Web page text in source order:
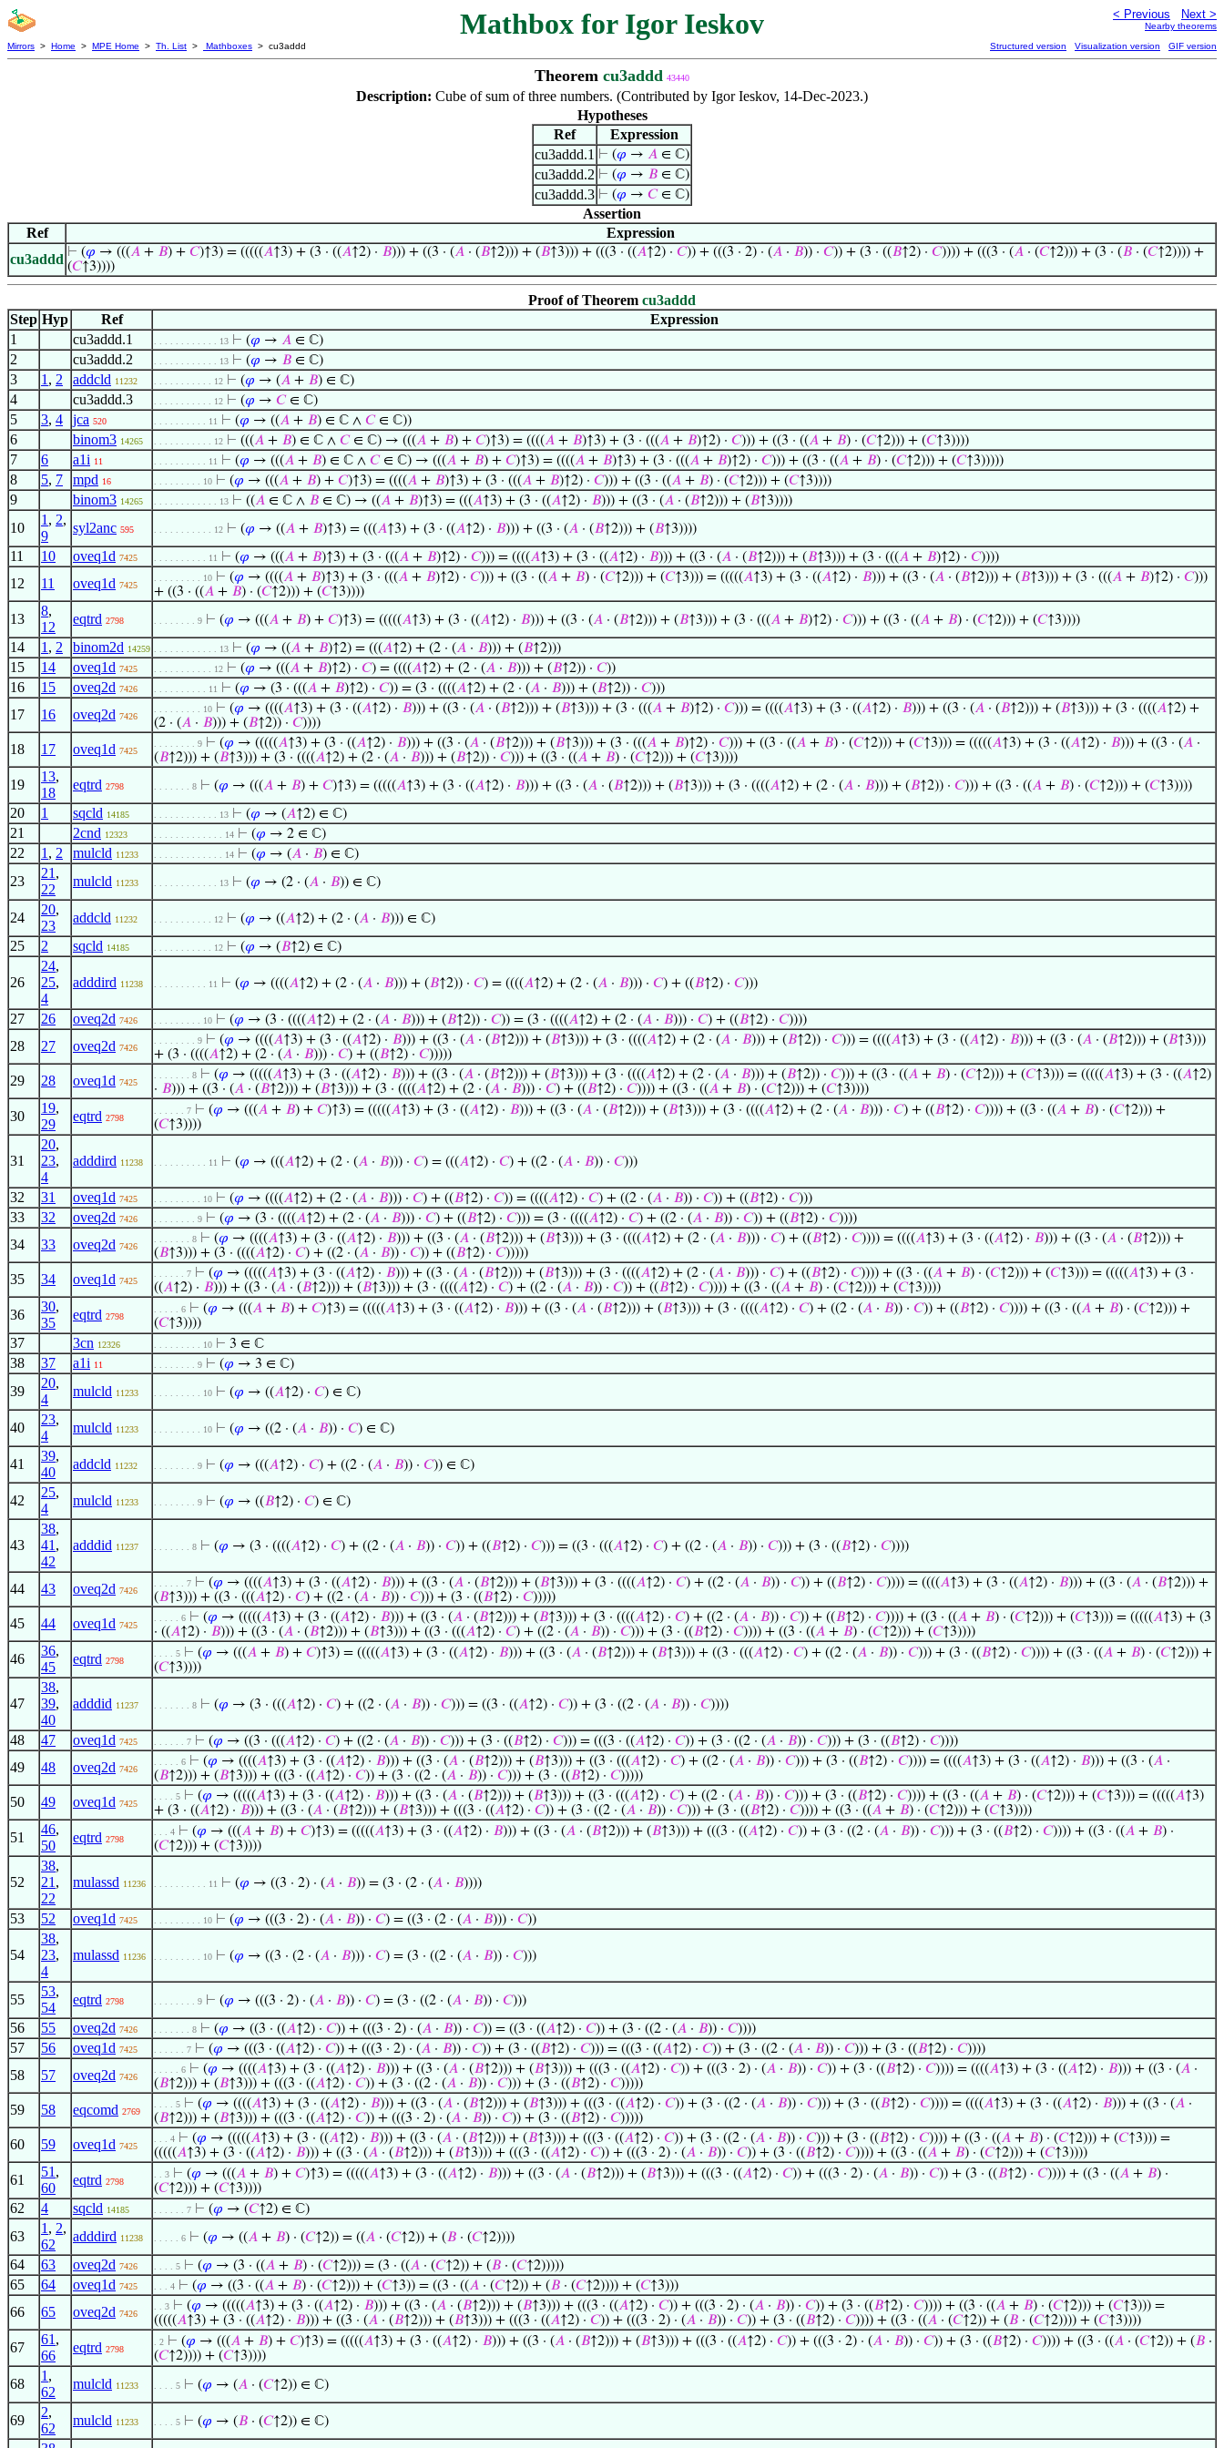
Mathbox for Igor Ieskov < Previous Next >
Nearby theorems
Mirrors > Home > MPE Home > Th. List > Mathboxes > cu3addd Structured version Visualization version GIF version
Theorem cu3addd 43440
Description: Cube of sum of three numbers. (Contributed by Igor Ieskov, 14-Dec-2023.)
Hypotheses
Ref
Expression
cu3addd.1 ⊢ (𝜑 → 𝐴 ∈ ℂ)
cu3addd.2 ⊢ (𝜑 → 𝐵 ∈ ℂ)
cu3addd.3 ⊢ (𝜑 → 𝐶∈ ℂ)
Assertion
Ref
Expression
cu3addd ⊢ (𝜑 → (((𝐴 + 𝐵) + 𝐶)↑3) = (((((𝐴↑3) + (3 · ((𝐴↑2) · 𝐵))) + ((3 · (𝐴 · (𝐵↑2))) + (𝐵↑3))) + (((3 · ((𝐴↑2) · 𝐶)) + (((3 · 2) · (𝐴 · 𝐵)) · 𝐶)) + (3 · ((𝐵↑2) · 𝐶)))) + (((3 · (𝐴 · (𝐶↑2))) + (3 · (𝐵 · (𝐶↑2)))) +
(𝐶↑3))))
Proof of Theorem cu3addd
Step Hyp Ref
Expression
1
cu3addd.1 . . . . . . . . . . . . 13 ⊢ (𝜑 → 𝐴 ∈ ℂ)
2 cu3addd.2 . . . . . . . . . . . . 13 ⊢ (𝜑 → 𝐵 ∈ ℂ)
3 1 , 2 addcld 11232 . . . . . . . . . . . 12 ⊢ (𝜑 → (𝐴 + 𝐵) ∈ ℂ)
4 cu3addd.3 . . . . . . . . . . . 12 ⊢ (𝜑 → 𝐶∈ ℂ)
5 3, 4 jca 520 . . . . . . . . . . 11 ⊢ (𝜑 → ((𝐴 + 𝐵) ∈ ℂ ∧ 𝐶∈ ℂ))
6 binom3 14265 . . . . . . . . . . . 12 ⊢ (((𝐴 + 𝐵) ∈ ℂ ∧ 𝐶∈ ℂ) → (((𝐴 + 𝐵) + 𝐶)↑3) = ((((𝐴 + 𝐵)↑3) + (3 · (((𝐴 + 𝐵)↑2) · 𝐶))) + ((3 · ((𝐴 + 𝐵) · (𝐶↑2))) + (𝐶↑3))))
7 6 a1i 11 . . . . . . . . . . 11 ⊢ (𝜑 → (((𝐴 + 𝐵) ∈ ℂ ∧ 𝐶∈ ℂ) → (((𝐴 + 𝐵) + 𝐶)↑3) = ((((𝐴 + 𝐵)↑3) + (3 · (((𝐴 + 𝐵)↑2) · 𝐶))) + ((3 · ((𝐴 + 𝐵) · (𝐶↑2))) + (𝐶↑3)))))
8 5, 7 mpd 16 . . . . . . . . . 10 ⊢ (𝜑 → (((𝐴 + 𝐵) + 𝐶)↑3) = ((((𝐴 + 𝐵)↑3) + (3 · (((𝐴 + 𝐵)↑2) · 𝐶))) + ((3 · ((𝐴 + 𝐵) · (𝐶↑2))) + (𝐶↑3))))
9 binom3 14265 . . . . . . . . . . . . 13 ⊢ ((𝐴 ∈ ℂ ∧ 𝐵 ∈ ℂ) → ((𝐴 + 𝐵)↑3) = (((𝐴↑3) + (3 · ((𝐴↑2) · 𝐵))) + ((3 · (𝐴 · (𝐵↑2))) + (𝐵↑3))))
10
1 , 2,
9
syl2anc 595 . . . . . . . . . . . 12 ⊢ (𝜑 → ((𝐴 + 𝐵)↑3) = (((𝐴↑3) + (3 · ((𝐴↑2) · 𝐵))) + ((3 · (𝐴 · (𝐵↑2))) + (𝐵↑3))))
11 10 oveq1d 7425 . . . . . . . . . . 11 ⊢ (𝜑 → (((𝐴 + 𝐵)↑3) + (3 · (((𝐴 + 𝐵)↑2) · 𝐶))) = ((((𝐴↑3) + (3 · ((𝐴↑2) · 𝐵))) + ((3 · (𝐴 · (𝐵↑2))) + (𝐵↑3))) + (3 · (((𝐴 + 𝐵)↑2) · 𝐶))))
12 11 oveq1d 7425
. . . . . . . . . 10 ⊢ (𝜑 → ((((𝐴 + 𝐵)↑3) + (3 · (((𝐴 + 𝐵)↑2) · 𝐶))) + ((3 · ((𝐴 + 𝐵) · (𝐶↑2))) + (𝐶↑3))) = (((((𝐴↑3) + (3 · ((𝐴↑2) · 𝐵))) + ((3 · (𝐴 · (𝐵↑2))) + (𝐵↑3))) + (3 · (((𝐴 + 𝐵)↑2) · 𝐶)))
+ ((3 · ((𝐴 + 𝐵) · (𝐶↑2))) + (𝐶↑3))))
13
8,
12
eqtrd 2798 . . . . . . . . 9 ⊢ (𝜑 → (((𝐴 + 𝐵) + 𝐶)↑3) = (((((𝐴↑3) + (3 · ((𝐴↑2) · 𝐵))) + ((3 · (𝐴 · (𝐵↑2))) + (𝐵↑3))) + (3 · (((𝐴 + 𝐵)↑2) · 𝐶))) + ((3 · ((𝐴 + 𝐵) · (𝐶↑2))) + (𝐶↑3))))
14 1 , 2 binom2d 14259 . . . . . . . . . . . . 13 ⊢ (𝜑 → ((𝐴 + 𝐵)↑2) = (((𝐴↑2) + (2 · (𝐴 · 𝐵))) + (𝐵↑2)))
15 14 oveq1d 7425 . . . . . . . . . . . 12 ⊢ (𝜑 → (((𝐴 + 𝐵)↑2) · 𝐶) = ((((𝐴↑2) + (2 · (𝐴 · 𝐵))) + (𝐵↑2)) · 𝐶))
16 15 oveq2d 7426 . . . . . . . . . . 11 ⊢ (𝜑 → (3 · (((𝐴 + 𝐵)↑2) · 𝐶)) = (3 · ((((𝐴↑2) + (2 · (𝐴 · 𝐵))) + (𝐵↑2)) · 𝐶)))
17 16 oveq2d 7426
. . . . . . . . . 10 ⊢ (𝜑 → ((((𝐴↑3) + (3 · ((𝐴↑2) · 𝐵))) + ((3 · (𝐴 · (𝐵↑2))) + (𝐵↑3))) + (3 · (((𝐴 + 𝐵)↑2) · 𝐶))) = ((((𝐴↑3) + (3 · ((𝐴↑2) · 𝐵))) + ((3 · (𝐴 · (𝐵↑2))) + (𝐵↑3))) + (3 · ((((𝐴↑2) +
(2 · (𝐴 · 𝐵))) + (𝐵↑2)) · 𝐶))))
18 17 oveq1d 7425
. . . . . . . . 9 ⊢ (𝜑 → (((((𝐴↑3) + (3 · ((𝐴↑2) · 𝐵))) + ((3 · (𝐴 · (𝐵↑2))) + (𝐵↑3))) + (3 · (((𝐴 + 𝐵)↑2) · 𝐶))) + ((3 · ((𝐴 + 𝐵) · (𝐶↑2))) + (𝐶↑3))) = (((((𝐴↑3) + (3 · ((𝐴↑2) · 𝐵))) + ((3 · (𝐴 ·
(𝐵↑2))) + (𝐵↑3))) + (3 · ((((𝐴↑2) + (2 · (𝐴 · 𝐵))) + (𝐵↑2)) · 𝐶))) + ((3 · ((𝐴 + 𝐵) · (𝐶↑2))) + (𝐶↑3))))
19
13,
18
eqtrd 2798 . . . . . . . 8 ⊢ (𝜑 → (((𝐴 + 𝐵) + 𝐶)↑3) = (((((𝐴↑3) + (3 · ((𝐴↑2) · 𝐵))) + ((3 · (𝐴 · (𝐵↑2))) + (𝐵↑3))) + (3 · ((((𝐴↑2) + (2 · (𝐴 · 𝐵))) + (𝐵↑2)) · 𝐶))) + ((3 · ((𝐴 + 𝐵) · (𝐶↑2))) + (𝐶↑3))))
20 1 sqcld 14185 . . . . . . . . . . . . 13 ⊢ (𝜑 → (𝐴↑2) ∈ ℂ)
21 2cnd 12323 . . . . . . . . . . . . . 14 ⊢ (𝜑 → 2 ∈ ℂ)
22 1 , 2 mulcld 11233 . . . . . . . . . . . . . 14 ⊢ (𝜑 → (𝐴 · 𝐵) ∈ ℂ)
23
21 ,
22
mulcld 11233 . . . . . . . . . . . . 13 ⊢ (𝜑 → (2 · (𝐴 · 𝐵)) ∈ ℂ)
24
20,
23
addcld 11232 . . . . . . . . . . . 12 ⊢ (𝜑 → ((𝐴↑2) + (2 · (𝐴 · 𝐵))) ∈ ℂ)
25 2 sqcld 14185 . . . . . . . . . . . 12 ⊢ (𝜑 → (𝐵↑2) ∈ ℂ)
26
24,
25,
4
adddird 11238 . . . . . . . . . . 11 ⊢ (𝜑 → ((((𝐴↑2) + (2 · (𝐴 · 𝐵))) + (𝐵↑2)) · 𝐶) = ((((𝐴↑2) + (2 · (𝐴 · 𝐵))) · 𝐶) + ((𝐵↑2) · 𝐶)))
27 26 oveq2d 7426 . . . . . . . . . 10 ⊢ (𝜑 → (3 · ((((𝐴↑2) + (2 · (𝐴 · 𝐵))) + (𝐵↑2)) · 𝐶)) = (3 · ((((𝐴↑2) + (2 · (𝐴 · 𝐵))) · 𝐶) + ((𝐵↑2) · 𝐶))))
28 27 oveq2d 7426
. . . . . . . . 9 ⊢ (𝜑 → ((((𝐴↑3) + (3 · ((𝐴↑2) · 𝐵))) + ((3 · (𝐴 · (𝐵↑2))) + (𝐵↑3))) + (3 · ((((𝐴↑2) + (2 · (𝐴 · 𝐵))) + (𝐵↑2)) · 𝐶))) = ((((𝐴↑3) + (3 · ((𝐴↑2) · 𝐵))) + ((3 · (𝐴 · (𝐵↑2))) + (𝐵↑3)))
+ (3 · ((((𝐴↑2) + (2 · (𝐴 · 𝐵))) · 𝐶) + ((𝐵↑2) · 𝐶)))))
29 28 oveq1d 7425
. . . . . . . 8 ⊢ (𝜑 → (((((𝐴↑3) + (3 · ((𝐴↑2) · 𝐵))) + ((3 · (𝐴 · (𝐵↑2))) + (𝐵↑3))) + (3 · ((((𝐴↑2) + (2 · (𝐴 · 𝐵))) + (𝐵↑2)) · 𝐶))) + ((3 · ((𝐴 + 𝐵) · (𝐶↑2))) + (𝐶↑3))) = (((((𝐴↑3) + (3 · ((𝐴↑2)
· 𝐵))) + ((3 · (𝐴 · (𝐵↑2))) + (𝐵↑3))) + (3 · ((((𝐴↑2) + (2 · (𝐴 · 𝐵))) · 𝐶) + ((𝐵↑2) · 𝐶)))) + ((3 · ((𝐴 + 𝐵) · (𝐶↑2))) + (𝐶↑3))))
30
19,
29
eqtrd 2798
. . . . . . 7 ⊢ (𝜑 → (((𝐴 + 𝐵) + 𝐶)↑3) = (((((𝐴↑3) + (3 · ((𝐴↑2) · 𝐵))) + ((3 · (𝐴 · (𝐵↑2))) + (𝐵↑3))) + (3 · ((((𝐴↑2) + (2 · (𝐴 · 𝐵))) · 𝐶) + ((𝐵↑2) · 𝐶)))) + ((3 · ((𝐴 + 𝐵) · (𝐶↑2))) +
(𝐶↑3))))
31
20,
23,
4
adddird 11238 . . . . . . . . . . 11 ⊢ (𝜑 → (((𝐴↑2) + (2 · (𝐴 · 𝐵))) · 𝐶) = (((𝐴↑2) · 𝐶) + ((2 · (𝐴 · 𝐵)) · 𝐶)))
32 31 oveq1d 7425 . . . . . . . . . 10 ⊢ (𝜑 → ((((𝐴↑2) + (2 · (𝐴 · 𝐵))) · 𝐶) + ((𝐵↑2) · 𝐶)) = ((((𝐴↑2) · 𝐶) + ((2 · (𝐴 · 𝐵)) · 𝐶)) + ((𝐵↑2) · 𝐶)))
33 32 oveq2d 7426 . . . . . . . . 9 ⊢ (𝜑 → (3 · ((((𝐴↑2) + (2 · (𝐴 · 𝐵))) · 𝐶) + ((𝐵↑2) · 𝐶))) = (3 · ((((𝐴↑2) · 𝐶) + ((2 · (𝐴 · 𝐵)) · 𝐶)) + ((𝐵↑2) · 𝐶))))
34 33 oveq2d 7426
. . . . . . . 8 ⊢ (𝜑 → ((((𝐴↑3) + (3 · ((𝐴↑2) · 𝐵))) + ((3 · (𝐴 · (𝐵↑2))) + (𝐵↑3))) + (3 · ((((𝐴↑2) + (2 · (𝐴 · 𝐵))) · 𝐶) + ((𝐵↑2) · 𝐶)))) = ((((𝐴↑3) + (3 · ((𝐴↑2) · 𝐵))) + ((3 · (𝐴 · (𝐵↑2))) +
(𝐵↑3))) + (3 · ((((𝐴↑2) · 𝐶) + ((2 · (𝐴 · 𝐵)) · 𝐶)) + ((𝐵↑2) · 𝐶)))))
35 34 oveq1d 7425
. . . . . . 7 ⊢ (𝜑 → (((((𝐴↑3) + (3 · ((𝐴↑2) · 𝐵))) + ((3 · (𝐴 · (𝐵↑2))) + (𝐵↑3))) + (3 · ((((𝐴↑2) + (2 · (𝐴 · 𝐵))) · 𝐶) + ((𝐵↑2) · 𝐶)))) + ((3 · ((𝐴 + 𝐵) · (𝐶↑2))) + (𝐶↑3))) = (((((𝐴↑3) + (3 ·
((𝐴↑2) · 𝐵))) + ((3 · (𝐴 · (𝐵↑2))) + (𝐵↑3))) + (3 · ((((𝐴↑2) · 𝐶) + ((2 · (𝐴 · 𝐵)) · 𝐶)) + ((𝐵↑2) · 𝐶)))) + ((3 · ((𝐴 + 𝐵) · (𝐶↑2))) + (𝐶↑3))))
36
30,
35
eqtrd 2798
. . . . . 6 ⊢ (𝜑 → (((𝐴 + 𝐵) + 𝐶)↑3) = (((((𝐴↑3) + (3 · ((𝐴↑2) · 𝐵))) + ((3 · (𝐴 · (𝐵↑2))) + (𝐵↑3))) + (3 · ((((𝐴↑2) · 𝐶) + ((2 · (𝐴 · 𝐵)) · 𝐶)) + ((𝐵↑2) · 𝐶)))) + ((3 · ((𝐴 + 𝐵) · (𝐶↑2))) +
(𝐶↑3))))
37 3cn 12326 . . . . . . . . . 10 ⊢ 3 ∈ ℂ
38 37 a1i 11 . . . . . . . . 9 ⊢ (𝜑 → 3 ∈ ℂ)
39
20,
4
mulcld 11233 . . . . . . . . . 10 ⊢ (𝜑 → ((𝐴↑2) · 𝐶) ∈ ℂ)
40
23,
4
mulcld 11233 . . . . . . . . . 10 ⊢ (𝜑 → ((2 · (𝐴 · 𝐵)) · 𝐶) ∈ ℂ)
41
39,
40
addcld 11232 . . . . . . . . 9 ⊢ (𝜑 → (((𝐴↑2) · 𝐶) + ((2 · (𝐴 · 𝐵)) · 𝐶)) ∈ ℂ)
42
25,
4
mulcld 11233 . . . . . . . . 9 ⊢ (𝜑 → ((𝐵↑2) · 𝐶) ∈ ℂ)
43
38,
41 ,
42
adddid 11237 . . . . . . . 8 ⊢ (𝜑 → (3 · ((((𝐴↑2) · 𝐶) + ((2 · (𝐴 · 𝐵)) · 𝐶)) + ((𝐵↑2) · 𝐶))) = ((3 · (((𝐴↑2) · 𝐶) + ((2 · (𝐴 · 𝐵)) · 𝐶))) + (3 · ((𝐵↑2) · 𝐶))))
44 43 oveq2d 7426
. . . . . . 7 ⊢ (𝜑 → ((((𝐴↑3) + (3 · ((𝐴↑2) · 𝐵))) + ((3 · (𝐴 · (𝐵↑2))) + (𝐵↑3))) + (3 · ((((𝐴↑2) · 𝐶) + ((2 · (𝐴 · 𝐵)) · 𝐶)) + ((𝐵↑2) · 𝐶)))) = ((((𝐴↑3) + (3 · ((𝐴↑2) · 𝐵))) + ((3 · (𝐴 · (𝐵↑2))) +
(𝐵↑3))) + ((3 · (((𝐴↑2) · 𝐶) + ((2 · (𝐴 · 𝐵)) · 𝐶))) + (3 · ((𝐵↑2) · 𝐶)))))
45 44 oveq1d 7425
. . . . . 6 ⊢ (𝜑 → (((((𝐴↑3) + (3 · ((𝐴↑2) · 𝐵))) + ((3 · (𝐴 · (𝐵↑2))) + (𝐵↑3))) + (3 · ((((𝐴↑2) · 𝐶) + ((2 · (𝐴 · 𝐵)) · 𝐶)) + ((𝐵↑2) · 𝐶)))) + ((3 · ((𝐴 + 𝐵) · (𝐶↑2))) + (𝐶↑3))) = (((((𝐴↑3) + (3
· ((𝐴↑2) · 𝐵))) + ((3 · (𝐴 · (𝐵↑2))) + (𝐵↑3))) + ((3 · (((𝐴↑2) · 𝐶) + ((2 · (𝐴 · 𝐵)) · 𝐶))) + (3 · ((𝐵↑2) · 𝐶)))) + ((3 · ((𝐴 + 𝐵) · (𝐶↑2))) + (𝐶↑3))))
46
36,
45
eqtrd 2798
. . . . 5 ⊢ (𝜑 → (((𝐴 + 𝐵) + 𝐶)↑3) = (((((𝐴↑3) + (3 · ((𝐴↑2) · 𝐵))) + ((3 · (𝐴 · (𝐵↑2))) + (𝐵↑3))) + ((3 · (((𝐴↑2) · 𝐶) + ((2 · (𝐴 · 𝐵)) · 𝐶))) + (3 · ((𝐵↑2) · 𝐶)))) + ((3 · ((𝐴 + 𝐵) · (𝐶↑2))) +
(𝐶↑3))))
47
38,
39,
40
adddid 11237 . . . . . . . 8 ⊢ (𝜑 → (3 · (((𝐴↑2) · 𝐶) + ((2 · (𝐴 · 𝐵)) · 𝐶))) = ((3 · ((𝐴↑2) · 𝐶)) + (3 · ((2 · (𝐴 · 𝐵)) · 𝐶))))
48 47 oveq1d 7425 . . . . . . 7 ⊢ (𝜑 → ((3 · (((𝐴↑2) · 𝐶) + ((2 · (𝐴 · 𝐵)) · 𝐶))) + (3 · ((𝐵↑2) · 𝐶))) = (((3 · ((𝐴↑2) · 𝐶)) + (3 · ((2 · (𝐴 · 𝐵)) · 𝐶))) + (3 · ((𝐵↑2) · 𝐶))))
49 48 oveq2d 7426
. . . . . 6 ⊢ (𝜑 → ((((𝐴↑3) + (3 · ((𝐴↑2) · 𝐵))) + ((3 · (𝐴 · (𝐵↑2))) + (𝐵↑3))) + ((3 · (((𝐴↑2) · 𝐶) + ((2 · (𝐴 · 𝐵)) · 𝐶))) + (3 · ((𝐵↑2) · 𝐶)))) = ((((𝐴↑3) + (3 · ((𝐴↑2) · 𝐵))) + ((3 · (𝐴 ·
(𝐵↑2))) + (𝐵↑3))) + (((3 · ((𝐴↑2) · 𝐶)) + (3 · ((2 · (𝐴 · 𝐵)) · 𝐶))) + (3 · ((𝐵↑2) · 𝐶)))))
50 49 oveq1d 7425
. . . . 5 ⊢ (𝜑 → (((((𝐴↑3) + (3 · ((𝐴↑2) · 𝐵))) + ((3 · (𝐴 · (𝐵↑2))) + (𝐵↑3))) + ((3 · (((𝐴↑2) · 𝐶) + ((2 · (𝐴 · 𝐵)) · 𝐶))) + (3 · ((𝐵↑2) · 𝐶)))) + ((3 · ((𝐴 + 𝐵) · (𝐶↑2))) + (𝐶↑3))) = (((((𝐴↑3)
+ (3 · ((𝐴↑2) · 𝐵))) + ((3 · (𝐴 · (𝐵↑2))) + (𝐵↑3))) + (((3 · ((𝐴↑2) · 𝐶)) + (3 · ((2 · (𝐴 · 𝐵)) · 𝐶))) + (3 · ((𝐵↑2) · 𝐶)))) + ((3 · ((𝐴 + 𝐵) · (𝐶↑2))) + (𝐶↑3))))
51
46,
50
eqtrd 2798
. . . 4 ⊢ (𝜑 → (((𝐴 + 𝐵) + 𝐶)↑3) = (((((𝐴↑3) + (3 · ((𝐴↑2) · 𝐵))) + ((3 · (𝐴 · (𝐵↑2))) + (𝐵↑3))) + (((3 · ((𝐴↑2) · 𝐶)) + (3 · ((2 · (𝐴 · 𝐵)) · 𝐶))) + (3 · ((𝐵↑2) · 𝐶)))) + ((3 · ((𝐴 + 𝐵) ·
(𝐶↑2))) + (𝐶↑3))))
52
38,
21 ,
22
mulassd 11236 . . . . . . . . . . 11 ⊢ (𝜑 → ((3 · 2) · (𝐴 · 𝐵)) = (3 · (2 · (𝐴 · 𝐵))))
53 52 oveq1d 7425 . . . . . . . . . 10 ⊢ (𝜑 → (((3 · 2) · (𝐴 · 𝐵)) · 𝐶) = ((3 · (2 · (𝐴 · 𝐵))) · 𝐶))
54
38,
23,
4
mulassd 11236 . . . . . . . . . 10 ⊢ (𝜑 → ((3 · (2 · (𝐴 · 𝐵))) · 𝐶) = (3 · ((2 · (𝐴 · 𝐵)) · 𝐶)))
55
53,
54
eqtrd 2798 . . . . . . . . 9 ⊢ (𝜑 → (((3 · 2) · (𝐴 · 𝐵)) · 𝐶) = (3 · ((2 · (𝐴 · 𝐵)) · 𝐶)))
56 55 oveq2d 7426 . . . . . . . 8 ⊢ (𝜑 → ((3 · ((𝐴↑2) · 𝐶)) + (((3 · 2) · (𝐴 · 𝐵)) · 𝐶)) = ((3 · ((𝐴↑2) · 𝐶)) + (3 · ((2 · (𝐴 · 𝐵)) · 𝐶))))
57 56 oveq1d 7425 . . . . . . 7 ⊢ (𝜑 → (((3 · ((𝐴↑2) · 𝐶)) + (((3 · 2) · (𝐴 · 𝐵)) · 𝐶)) + (3 · ((𝐵↑2) · 𝐶))) = (((3 · ((𝐴↑2) · 𝐶)) + (3 · ((2 · (𝐴 · 𝐵)) · 𝐶))) + (3 · ((𝐵↑2) · 𝐶))))
58 57 oveq2d 7426
. . . . . 6 ⊢ (𝜑 → ((((𝐴↑3) + (3 · ((𝐴↑2) · 𝐵))) + ((3 · (𝐴 · (𝐵↑2))) + (𝐵↑3))) + (((3 · ((𝐴↑2) · 𝐶)) + (((3 · 2) · (𝐴 · 𝐵)) · 𝐶)) + (3 · ((𝐵↑2) · 𝐶)))) = ((((𝐴↑3) + (3 · ((𝐴↑2) · 𝐵))) + ((3 · (𝐴 ·
(𝐵↑2))) + (𝐵↑3))) + (((3 · ((𝐴↑2) · 𝐶)) + (3 · ((2 · (𝐴 · 𝐵)) · 𝐶))) + (3 · ((𝐵↑2) · 𝐶)))))
59 58 eqcomd 2769
. . . . 5 ⊢ (𝜑 → ((((𝐴↑3) + (3 · ((𝐴↑2) · 𝐵))) + ((3 · (𝐴 · (𝐵↑2))) + (𝐵↑3))) + (((3 · ((𝐴↑2) · 𝐶)) + (3 · ((2 · (𝐴 · 𝐵)) · 𝐶))) + (3 · ((𝐵↑2) · 𝐶)))) = ((((𝐴↑3) + (3 · ((𝐴↑2) · 𝐵))) + ((3 · (𝐴 ·
(𝐵↑2))) + (𝐵↑3))) + (((3 · ((𝐴↑2) · 𝐶)) + (((3 · 2) · (𝐴 · 𝐵)) · 𝐶)) + (3 · ((𝐵↑2) · 𝐶)))))
60 59 oveq1d 7425
. . . 4 ⊢ (𝜑 → (((((𝐴↑3) + (3 · ((𝐴↑2) · 𝐵))) + ((3 · (𝐴 · (𝐵↑2))) + (𝐵↑3))) + (((3 · ((𝐴↑2) · 𝐶)) + (3 · ((2 · (𝐴 · 𝐵)) · 𝐶))) + (3 · ((𝐵↑2) · 𝐶)))) + ((3 · ((𝐴 + 𝐵) · (𝐶↑2))) + (𝐶↑3))) =
(((((𝐴↑3) + (3 · ((𝐴↑2) · 𝐵))) + ((3 · (𝐴 · (𝐵↑2))) + (𝐵↑3))) + (((3 · ((𝐴↑2) · 𝐶)) + (((3 · 2) · (𝐴 · 𝐵)) · 𝐶)) + (3 · ((𝐵↑2) · 𝐶)))) + ((3 · ((𝐴 + 𝐵) · (𝐶↑2))) + (𝐶↑3))))
61
51 ,
60
eqtrd 2798
. . 3 ⊢ (𝜑 → (((𝐴 + 𝐵) + 𝐶)↑3) = (((((𝐴↑3) + (3 · ((𝐴↑2) · 𝐵))) + ((3 · (𝐴 · (𝐵↑2))) + (𝐵↑3))) + (((3 · ((𝐴↑2) · 𝐶)) + (((3 · 2) · (𝐴 · 𝐵)) · 𝐶)) + (3 · ((𝐵↑2) · 𝐶)))) + ((3 · ((𝐴 + 𝐵) ·
(𝐶↑2))) + (𝐶↑3))))
62 4 sqcld 14185 . . . . . . 7 ⊢ (𝜑 → (𝐶↑2) ∈ ℂ)
63
1 , 2,
62
adddird 11238 . . . . . 6 ⊢ (𝜑 → ((𝐴 + 𝐵) · (𝐶↑2)) = ((𝐴 · (𝐶↑2)) + (𝐵 · (𝐶↑2))))
64 63 oveq2d 7426 . . . . 5 ⊢ (𝜑 → (3 · ((𝐴 + 𝐵) · (𝐶↑2))) = (3 · ((𝐴 · (𝐶↑2)) + (𝐵 · (𝐶↑2)))))
65 64 oveq1d 7425 . . . 4 ⊢ (𝜑 → ((3 · ((𝐴 + 𝐵) · (𝐶↑2))) + (𝐶↑3)) = ((3 · ((𝐴 · (𝐶↑2)) + (𝐵 · (𝐶↑2)))) + (𝐶↑3)))
66 65 oveq2d 7426
. . 3 ⊢ (𝜑 → (((((𝐴↑3) + (3 · ((𝐴↑2) · 𝐵))) + ((3 · (𝐴 · (𝐵↑2))) + (𝐵↑3))) + (((3 · ((𝐴↑2) · 𝐶)) + (((3 · 2) · (𝐴 · 𝐵)) · 𝐶)) + (3 · ((𝐵↑2) · 𝐶)))) + ((3 · ((𝐴 + 𝐵) · (𝐶↑2))) + (𝐶↑3))) =
(((((𝐴↑3) + (3 · ((𝐴↑2) · 𝐵))) + ((3 · (𝐴 · (𝐵↑2))) + (𝐵↑3))) + (((3 · ((𝐴↑2) · 𝐶)) + (((3 · 2) · (𝐴 · 𝐵)) · 𝐶)) + (3 · ((𝐵↑2) · 𝐶)))) + ((3 · ((𝐴 · (𝐶↑2)) + (𝐵 · (𝐶↑2)))) + (𝐶↑3))))
67
61 ,
66
eqtrd 2798
. 2 ⊢ (𝜑 → (((𝐴 + 𝐵) + 𝐶)↑3) = (((((𝐴↑3) + (3 · ((𝐴↑2) · 𝐵))) + ((3 · (𝐴 · (𝐵↑2))) + (𝐵↑3))) + (((3 · ((𝐴↑2) · 𝐶)) + (((3 · 2) · (𝐴 · 𝐵)) · 𝐶)) + (3 · ((𝐵↑2) · 𝐶)))) + ((3 · ((𝐴 · (𝐶↑2)) + (𝐵 ·
(𝐶↑2)))) + (𝐶↑3))))
68
1 ,
62
mulcld 11233 . . . . 5 ⊢ (𝜑 → (𝐴 · (𝐶↑2)) ∈ ℂ)
69
2,
62
mulcld 11233 . . . . 5 ⊢ (𝜑 → (𝐵 · (𝐶↑2)) ∈ ℂ)